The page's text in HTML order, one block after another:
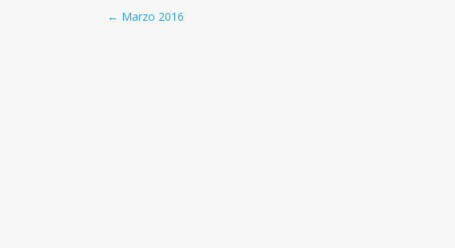
← Marzo 2016